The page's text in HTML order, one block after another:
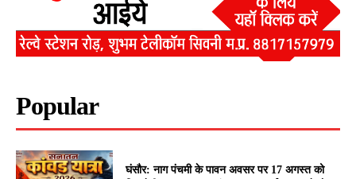
Popular
घंसौर: नाग पंचमी के पावन अवसर पर 17 अगस्त को